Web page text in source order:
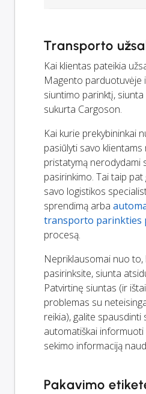
Transporto
Kai klientas pateikia
Magento parduotuvėje
siuntimo parinktį,
sukurta Cargoson.
Kai kurie prekybininkai
pasiūlyti savo
pristatymą nerodydami
pasirinkimo. Tai taip
savo logistikos
sprendimą arba
transporto parinkties
procesą.
Nepriklausomai nuo
pasirinksite, siunta
Patvirtinę siuntas (ir
problemas su
reikia), galite
automatiškai informuoti
sekimo informaciją
Pakavimo